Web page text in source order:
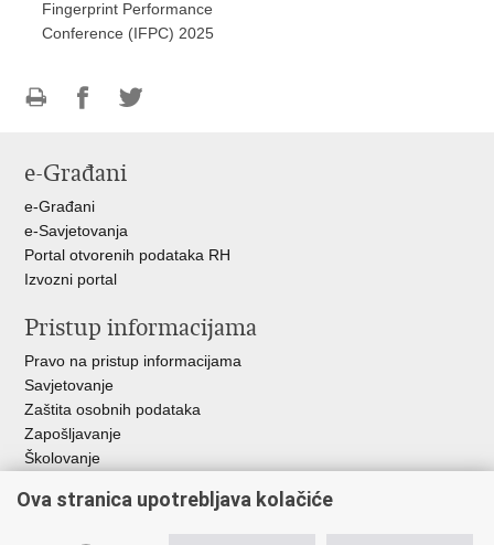
Fingerprint Performance
Conference (IFPC) 2025
FacebookuTwitteru
e-Građani
e-Građani
e-Savjetovanja
Portal otvorenih podataka RH
Izvozni portal
Pristup informacijama
Pravo na pristup informacijama
Savjetovanje
Zaštita osobnih podataka
Zapošljavanje
Školovanje
Važne poveznice
Ministarstvo unutarnjih poslova
Ova stranica upotrebljava kolačiće